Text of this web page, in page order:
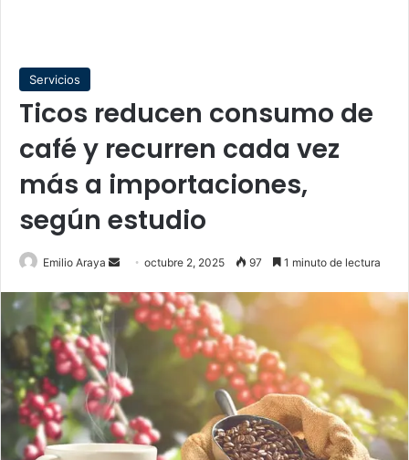
Servicios
Ticos reducen consumo de
café y recurren cada vez
más a importaciones,
según estudio
Emilio Araya
Send
email
octubre 2, 2025 97 1 minuto de lectura